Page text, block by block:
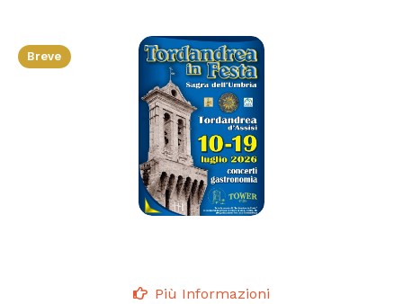
Breve
Più Informazioni